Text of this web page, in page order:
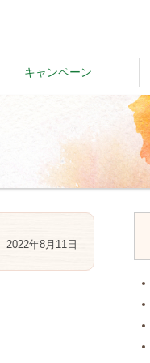
キャンペーン
2022年8月11日